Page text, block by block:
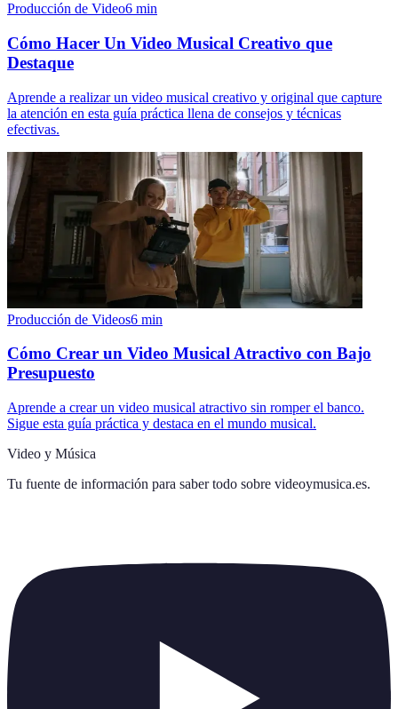
Producción de Video6 min
Cómo Hacer Un Video Musical Creativo que
Destaque
Aprende a realizar un video musical creativo y original que capture
la atención en esta guía práctica llena de consejos y técnicas
efectivas.
Producción de Videos6 min
Cómo Crear un Video Musical Atractivo con Bajo
Presupuesto
Aprende a crear un video musical atractivo sin romper el banco.
Sigue esta guía práctica y destaca en el mundo musical.
Video y Música
Tu fuente de información para saber todo sobre videoymusica.es.